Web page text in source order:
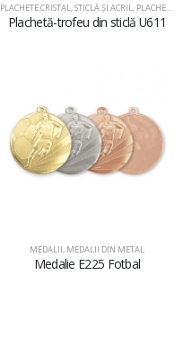
PLACHETE CRISTAL, STICLĂ ŞI ACRIL, PLACHETE DIN STICLĂ
Plachetă-trofeu din sticlă U611
MEDALII, MEDALII DIN METAL
Medalie E225 Fotbal